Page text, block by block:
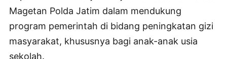
Magetan Polda Jatim dalam mendukung
program pemerintah di bidang peningkatan gizi
masyarakat, khususnya bagi anak-anak usia
sekolah.